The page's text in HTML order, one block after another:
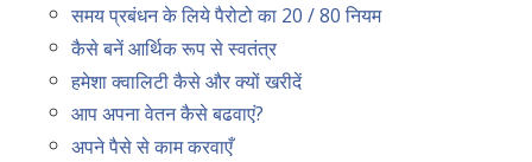
समय प्रबंधन के लिये पैरोटो का 20 / 80 नियम
कैसे बनें आर्थिक रूप से स्वतंत्र
हमेशा क्वालिटी कैसे और क्यों खरीदें
आप अपना वेतन कैसे बढवाएं?
अपने पैसे से काम करवाएँ